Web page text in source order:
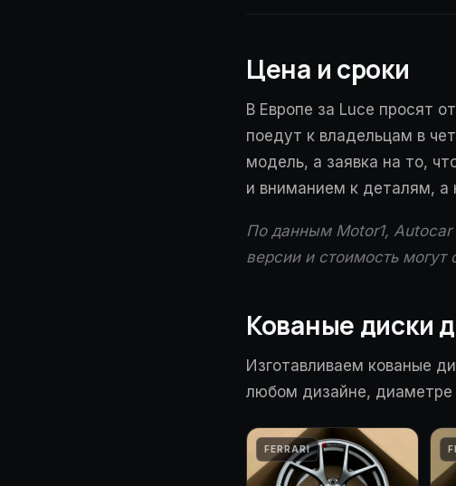
Цена и сроки
В Европе за Luce просят
поедут к владельцам в
модель, а заявка на то,
и вниманием к деталям, а
По данным Motor1, Autocar
версии и стоимость могут
Кованые диски
Изготавливаем кованые
любом дизайне, диаметре
FERRARI